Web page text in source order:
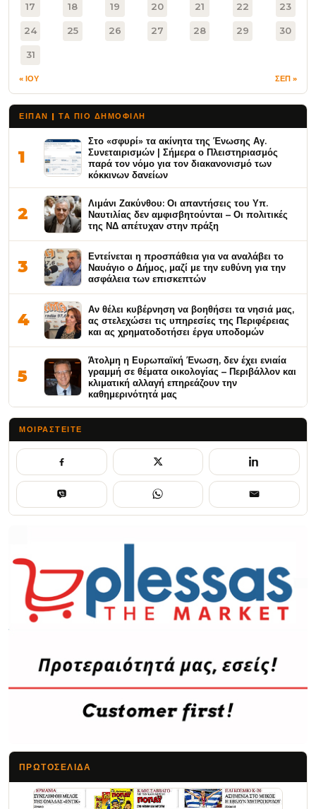
17 18 19 20 21 22 23
24 25 26 27 28 29 30
31
« ΙΟΥ ΣΕΠ »
ΕΙΠΑΝ | ΤΑ ΠΙΟ ΔΗΜΟΦΙΛΉ
1
Στο «σφυρί» τα ακίνητα της Ένωσης Αγ.
Συνεταιρισμών | Σήμερα ο Πλειστηριασμός
παρά τον νόμο για τον διακανονισμό των
κόκκινων δανείων
2
Λιμάνι Ζακύνθου: Οι απαντήσεις του Υπ.
Ναυτιλίας δεν αμφισβητούνται – Οι πολιτικές
της ΝΔ απέτυχαν στην πράξη
3
Εντείνεται η προσπάθεια για να αναλάβει το
Ναυάγιο ο Δήμος, μαζί με την ευθύνη για την
ασφάλεια των επισκεπτών
4
Αν θέλει κυβέρνηση να βοηθήσει τα νησιά μας,
ας στελεχώσει τις υπηρεσίες της Περιφέρειας
και ας χρηματοδοτήσει έργα υποδομών
5
Άτολμη η Ευρωπαϊκή Ένωση, δεν έχει ενιαία
γραμμή σε θέματα οικολογίας – Περιβάλλον και
κλιματική αλλαγή επηρεάζουν την
καθημερινότητά μας
ΜΟΙΡΑΣΤΕΊΤΕ
ΠΡΩΤΟΣΈΛΙΔΑ